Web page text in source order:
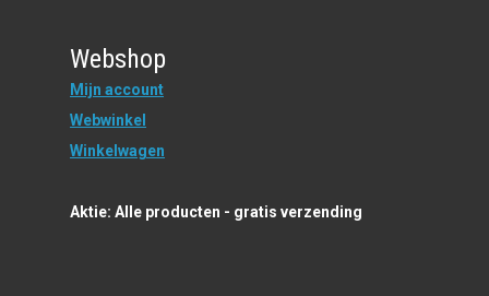
Webshop
Mijn account
Webwinkel
Winkelwagen
Aktie: Alle producten - gratis verzending